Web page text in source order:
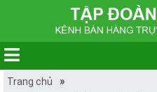
Trang chủ »